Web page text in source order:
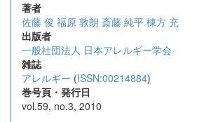
著者
佐藤 俊 福原 敦朗 斎藤 純平 棟方 充
出版者
一般社団法人 日本アレルギー学会
雑誌
アレルギー (ISSN:00214884)
巻号頁・発行日
vol.59, no.3, 2010